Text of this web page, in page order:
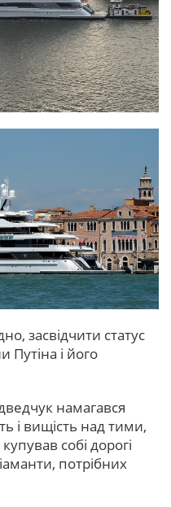
засвідчити статус
і його
намагався
і вищість над тими,
собі дорогі
потрібних